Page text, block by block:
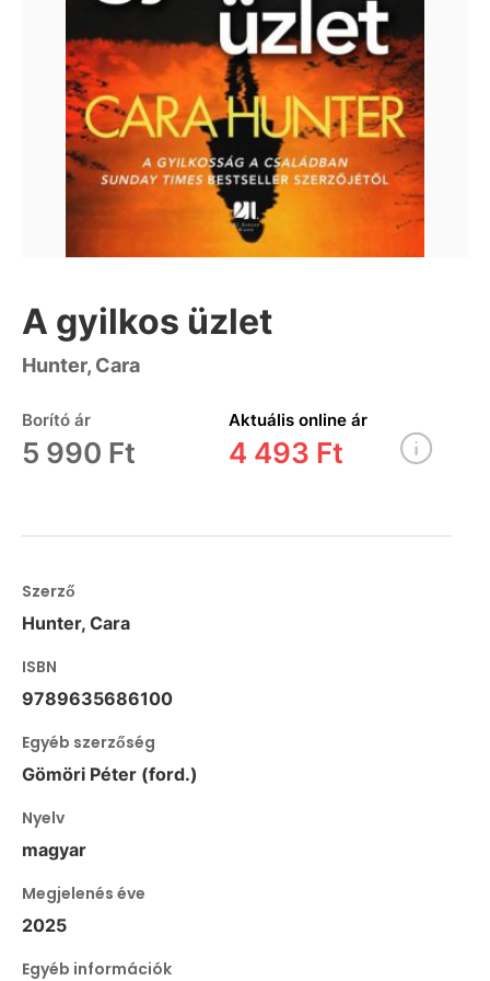
A gyilkos üzlet
Hunter, Cara
Borító ár
5 990 Ft
Aktuális online ár
4 493 Ft
Szerző
Hunter, Cara
ISBN
9789635686100
Egyéb szerzőség
Gömöri Péter (ford.)
Nyelv
magyar
Megjelenés éve
2025
Egyéb információk